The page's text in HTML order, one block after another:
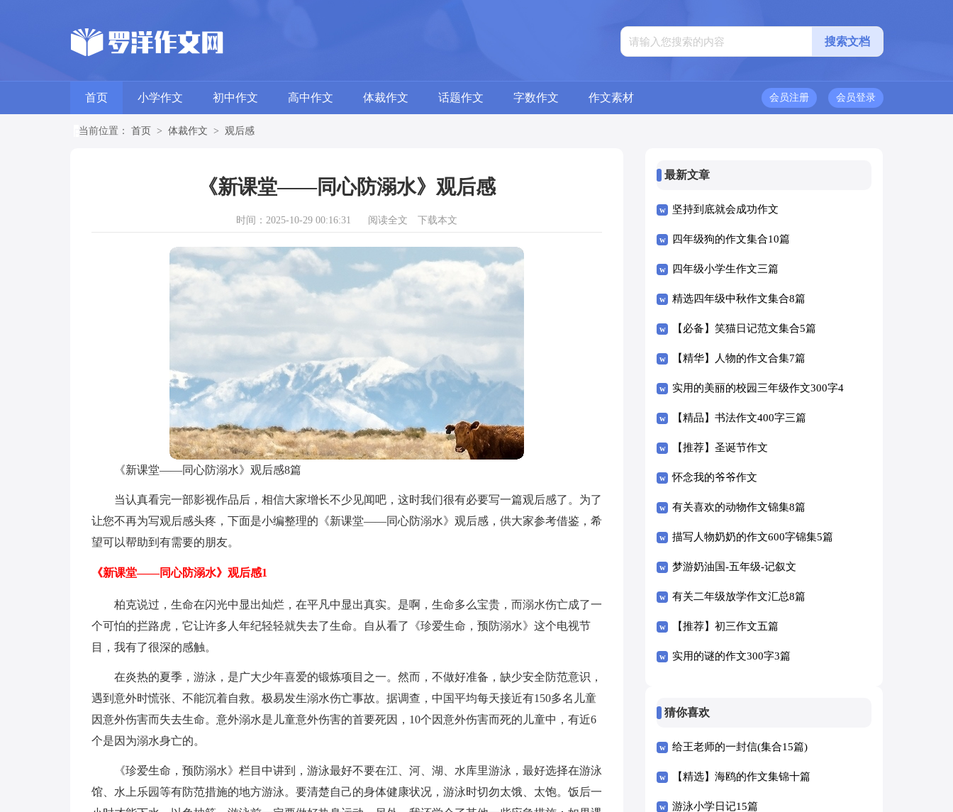
首页 小学作文 初中作文 高中作文 体裁作文 话题作文 字数作文 作文素材 会员登录
会员注册
当前位置： 首页 > 体裁作文 > 观后感
《新课堂——同心防溺水》观后感
时间：2025-10-29 00:16:31 阅读全文 下载本文
《新课堂——同心防溺水》观后感8篇
当认真看完一部影视作品后，相信大家增长不少见闻吧，这时我们很有必要写一篇观后感了。为了
让您不再为写观后感头疼，下面是小编整理的《新课堂——同心防溺水》观后感，供大家参考借鉴，希
望可以帮助到有需要的朋友。
《新课堂——同心防溺水》观后感1
柏克说过，生命在闪光中显出灿烂，在平凡中显出真实。是啊，生命多么宝贵，而溺水伤亡成了一
个可怕的拦路虎，它让许多人年纪轻轻就失去了生命。自从看了《珍爱生命，预防溺水》这个电视节
目，我有了很深的感触。
在炎热的夏季，游泳，是广大少年喜爱的锻炼项目之一。然而，不做好准备，缺少安全防范意识，
遇到意外时慌张、不能沉着自救。极易发生溺水伤亡事故。据调查，中国平均每天接近有150多名儿童
因意外伤害而失去生命。意外溺水是儿童意外伤害的首要死因，10个因意外伤害而死的儿童中，有近6
个是因为溺水身亡的。
《珍爱生命，预防溺水》栏目中讲到，游泳最好不要在江、河、湖、水库里游泳，最好选择在游泳
馆、水上乐园等有防范措施的地方游泳。要清楚自己的身体健康状况，游泳时切勿太饿、太饱。饭后一
最新文章
坚持到底就会成功作文
四年级狗的作文集合10篇
四年级小学生作文三篇
精选四年级中秋作文集合8篇
【必备】笑猫日记范文集合5篇
【精华】人物的作文合集7篇
实用的美丽的校园三年级作文300字4
篇
【精品】书法作文400字三篇
【推荐】圣诞节作文
怀念我的爷爷作文
有关喜欢的动物作文锦集8篇
描写人物奶奶的作文600字锦集5篇
梦游奶油国-五年级-记叙文
有关二年级放学作文汇总8篇
【推荐】初三作文五篇
实用的谜的作文300字3篇
猜你喜欢
给王老师的一封信(集合15篇)
【精选】海鸥的作文集锦十篇
游泳小学日记15篇